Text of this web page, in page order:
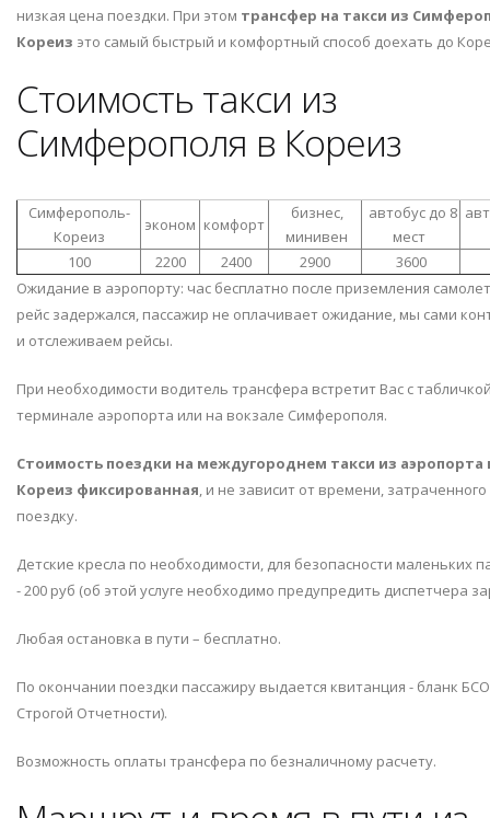
низкая цена поездки. При этом трансфер на такси из
Кореиз это самый быстрый и комфортный способ доехать до
Стоимость такси из
Симферополя в Кореиз
Симферополь-
Кореиз
эконом комфорт
бизнес,
минивен
автобус до 8
мест
100 2200 2400 2900
3600
Ожидание в аэропорту: час бесплатно после приземления
рейс задержался, пассажир не оплачивает ожидание, мы сами
и отслеживаем рейсы.
При необходимости водитель трансфера встретит Вас с
терминале аэропорта или на вокзале Симферополя.
Стоимость поездки на междугороднем такси из аэропорта
Кореиз фиксированная, и не зависит от времени,
поездку.
Детские кресла по необходимости, для безопасности маленьких
- 200 руб (об этой услуге необходимо предупредить диспетчера
Любая остановка в пути – бесплатно.
По окончании поездки пассажиру выдается квитанция - бланк
Строгой Отчетности).
Возможность оплаты трансфера по безналичному расчету.